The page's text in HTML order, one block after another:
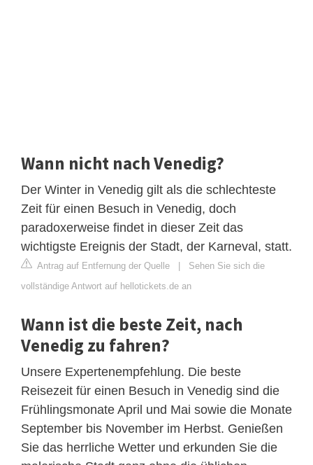
Wann nicht nach Venedig?
Der Winter in Venedig gilt als die schlechteste
Zeit für einen Besuch in Venedig, doch
paradoxerweise findet in dieser Zeit das
wichtigste Ereignis der Stadt, der Karneval, statt.
Antrag auf Entfernung der Quelle
Sehen Sie sich die
vollständige Antwort auf hellotickets.de an
Wann ist die beste Zeit, nach
Venedig zu fahren?
Unsere Expertenempfehlung. Die beste
Reisezeit für einen Besuch in Venedig sind die
Frühlingsmonate April und Mai sowie die Monate
September bis November im Herbst. Genießen
Sie das herrliche Wetter und erkunden Sie die